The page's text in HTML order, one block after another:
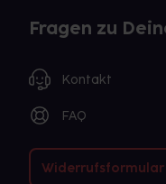
Fragen zu
Kontakt
FAQ
Widerrufsformular